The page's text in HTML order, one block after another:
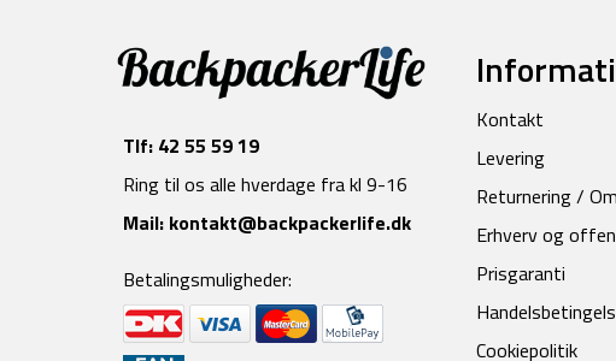
Tlf: 42 55 59 19
Ring til os alle hverdage fra kl 9-16
Mail: kontakt@backpackerlife.dk
Betalingsmuligheder:
Kontakt
Levering
Returnering /
Erhverv og
Prisgaranti
Cookiepolitik